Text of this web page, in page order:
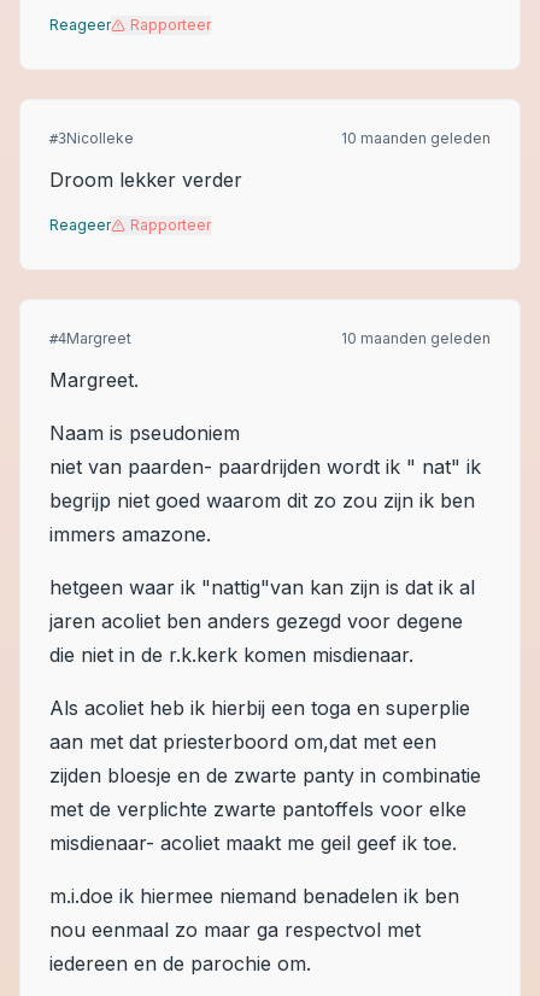
Reageer Rapporteer
#3Nicolleke 10 maanden geleden
Droom lekker verder
Reageer Rapporteer
#4Margreet 10 maanden geleden
Margreet.
Naam is pseudoniem
niet van paarden- paardrijden wordt ik " nat" ik
begrijp niet goed waarom dit zo zou zijn ik ben
immers amazone.
hetgeen waar ik "nattig"van kan zijn is dat ik al
jaren acoliet ben anders gezegd voor degene
die niet in de r.k.kerk komen misdienaar.
Als acoliet heb ik hierbij een toga en superplie
aan met dat priesterboord om,dat met een
zijden bloesje en de zwarte panty in combinatie
met de verplichte zwarte pantoffels voor elke
misdienaar- acoliet maakt me geil geef ik toe.
m.i.doe ik hiermee niemand benadelen ik ben
nou eenmaal zo maar ga respectvol met
iedereen en de parochie om.